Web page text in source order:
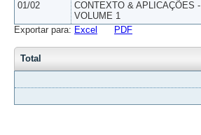
01/02
CONTEXTO & APLICAÇÕES -
VOLUME 1
Exportar para: Excel PDF
Total